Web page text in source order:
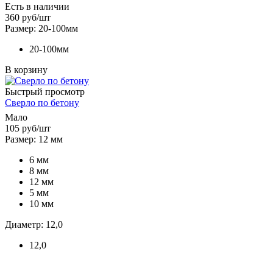
Есть в наличии
360 руб/шт
Размер: 20-100мм
20-100мм
В корзину
Быстрый просмотр
Сверло по бетону
Мало
105 руб/шт
Размер: 12 мм
6 мм
8 мм
12 мм
5 мм
10 мм
Диаметр: 12,0
12,0